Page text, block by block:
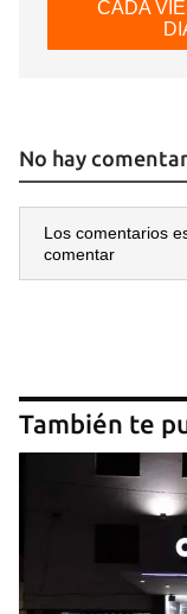
CADA
No hay
Los comentarios
comentar
También te